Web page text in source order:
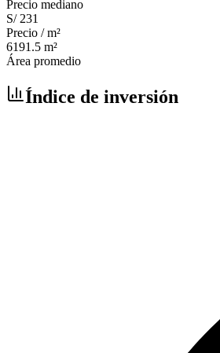
Precio mediano
S/ 231
Precio / m²
6191.5 m²
Área promedio
Índice de inversión